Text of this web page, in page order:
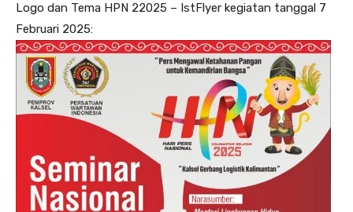
Logo dan Tema HPN 22025 – IstFlyer kegiatan tanggal 7
Februari 2025: